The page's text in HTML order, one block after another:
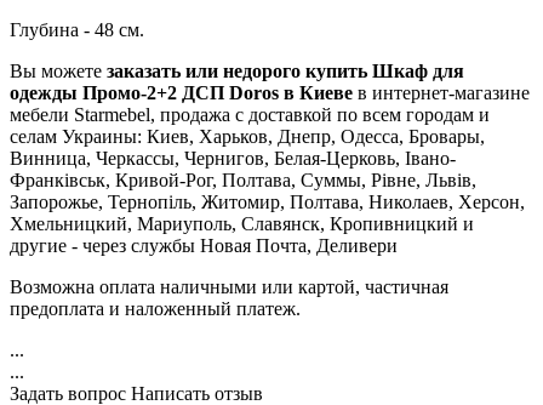
Глубина - 48 см.
Вы можете заказать или недорого купить Шкаф для
одежды Промо-2+2 ДСП Doros в Киеве в интернет-магазине
мебели Starmebel, продажа с доставкой по всем городам и
селам Украины: Киев, Харьков, Днепр, Одесса, Бровары,
Винница, Черкассы, Чернигов, Белая-Церковь, Івано-
Франківськ, Кривой-Рог, Полтава, Суммы, Рівне, Львів,
Запорожье, Тернопіль, Житомир, Полтава, Николаев, Херсон,
Хмельницкий, Мариуполь, Славянск, Кропивницкий и
другие - через службы Новая Почта, Деливери
Возможна оплата наличными или картой, частичная
предоплата и наложенный платеж.
...
...
Задать вопрос Написать отзыв